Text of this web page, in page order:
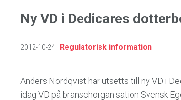
Ny VD i Dedicares
2012-10-24 Regulatorisk information
Anders Nordqvist har utsetts till ny VD i
idag VD på branschorganisation Svensk